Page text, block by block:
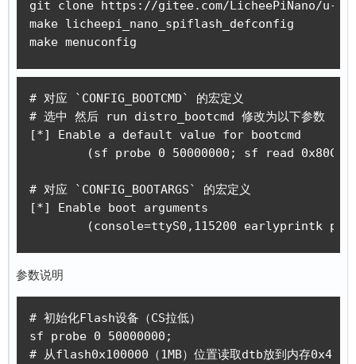
git clone https://gitee.com/LicheePiNano/u-
make licheepi_nano_spiflash_defconfig
make menuconfig
# 对应 `CONFIG_BOOTCMD` 的宏定义
# 选中 然后 run distro_bootcmd 修改为以下参数
[*] Enable a default value for bootcmd
# 对应 `CONFIG_BOOTARGS` 的宏定义
[*] Enable boot arguments
(console=ttyS0,115200 earlyprintk
参数说明
# 初始化Flash设备（CS拉低）
sf probe 0 50000000;
# 从flash0x100000（1MB）位置读取dtb放到内存